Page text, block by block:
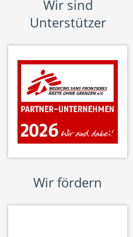
Wir sind
Unterstützer
Wir fördern